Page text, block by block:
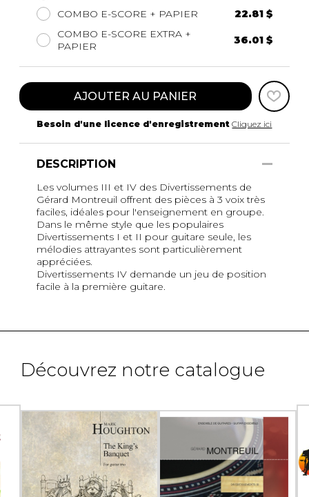
COMBO E-SCORE + PAPIER
22.81 $
COMBO E-SCORE EXTRA +
PAPIER
36.01 $
AJOUTER AU PANIER
Besoin d'une licence d'enregistrement Cliquez ici
DESCRIPTION
Les volumes III et IV des Divertissements de
Gérard Montreuil offrent des pièces à 3 voix très
faciles, idéales pour l'enseignement en groupe.
Dans le même style que les populaires
Divertissements I et II pour guitare seule, les
mélodies attrayantes sont particulièrement
appréciées.
Divertissements IV demande un jeu de position
facile à la première guitare.
Découvrez notre catalogue